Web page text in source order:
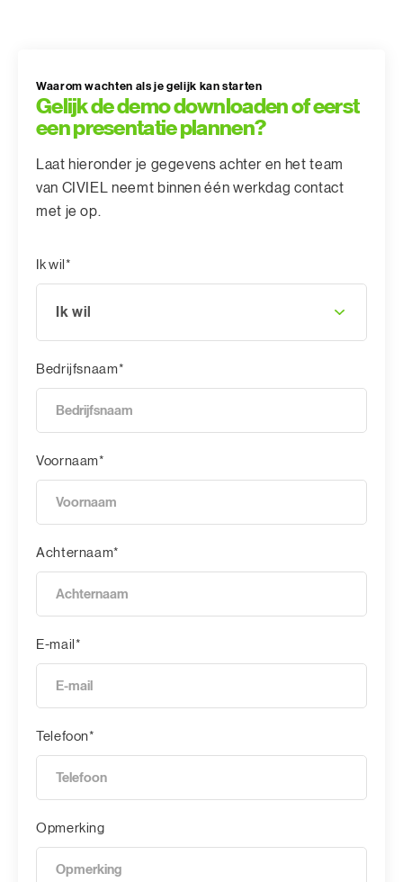
Waarom wachten als je gelijk kan starten
Gelijk de demo downloaden of eerst
een presentatie plannen?
Laat hieronder je gegevens achter en het team
van CIVIEL neemt binnen één werkdag contact
met je op.
Ik wil*
Ik wil
Bedrijfsnaam*
Voornaam*
Achternaam*
E-mail*
Telefoon*
Opmerking